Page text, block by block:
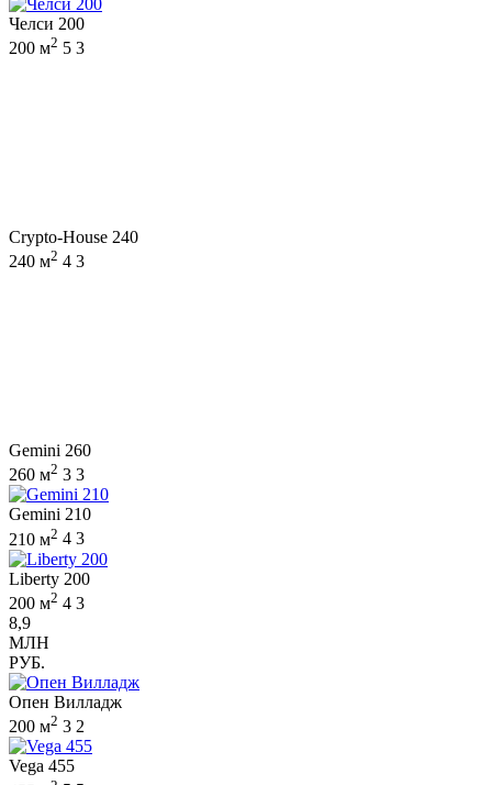
Челси 200
200 м2 5 3
Crypto-House 240
240 м2 4 3
Gemini 260
260 м2 3 3
Gemini 210
210 м2 4 3
Liberty 200
200 м2 4 3
8,9
МЛН
РУБ.
Опен Вилладж
200 м2 3 2
Vega 455